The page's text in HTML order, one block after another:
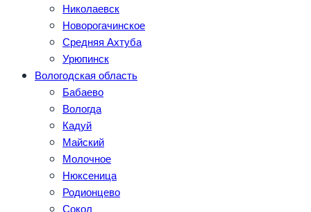
Николаевск
Новорогачинское
Средняя Ахтуба
Урюпинск
Вологодская область
Бабаево
Вологда
Кадуй
Майский
Молочное
Нюксеница
Родионцево
Сокол